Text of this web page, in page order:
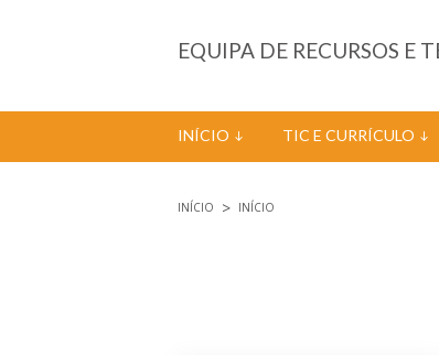
EQUIPA DE RECURSOS E
INÍCIO TIC E CURRÍCULO
INÍCIO INÍCIO